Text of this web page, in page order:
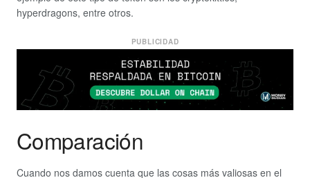
hyperdragons, entre otros.
PUBLICIDAD
Comparación
Cuando nos damos cuenta que las cosas más valiosas en el